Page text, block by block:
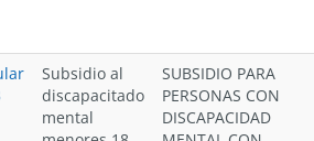
Subsidio al
discapacitado
mental
SUBSIDIO PARA
PERSONAS CON
DISCAPACIDAD